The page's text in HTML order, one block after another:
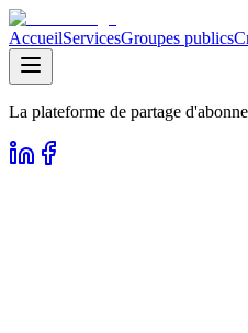
AccueilServicesGroupes publics
La plateforme de partage